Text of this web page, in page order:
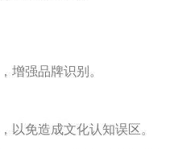
增强品牌识别。
以免造成文化认知误区。